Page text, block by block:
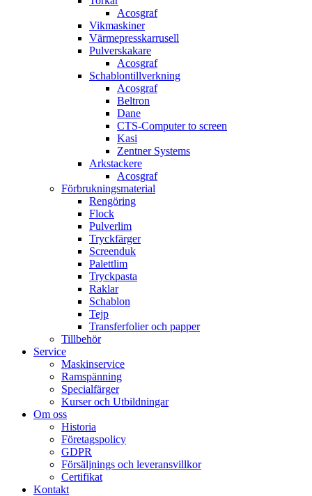
Acosgraf
Vikmaskiner
Värmepresskarrusell
Pulverskakare
Acosgraf
Schablontillverkning
Acosgraf
Beltron
Dane
CTS-Computer to screen
Kasi
Zentner Systems
Arkstackere
Acosgraf
Förbrukningsmaterial
Rengöring
Flock
Pulverlim
Tryckfärger
Screenduk
Palettlim
Tryckpasta
Raklar
Schablon
Tejp
Transferfolier och papper
Tillbehör
Service
Maskinservice
Ramspänning
Specialfärger
Kurser och Utbildningar
Om oss
Historia
Företagspolicy
GDPR
Försäljnings och leveransvillkor
Certifikat
Kontakt